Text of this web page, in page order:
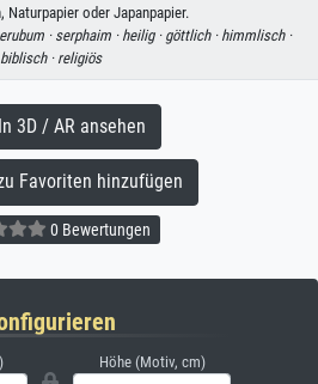
Naturpapier oder Japanpapier.
·serphaim · heilig · göttlich · himmlisch ·
biblisch · religiös
3D / AR ansehen
Favoriten hinzufügen
0 Bewertungen
Höhe (Motiv, cm)